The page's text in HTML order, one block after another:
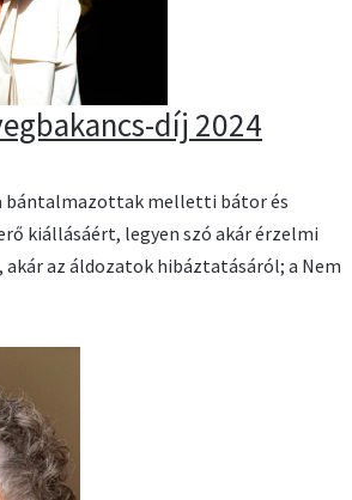
díj 2024
bántalmazottak melletti bátor és
kiállásáért, legyen szó akár érzelmi
az áldozatok hibáztatásáról; a Nem